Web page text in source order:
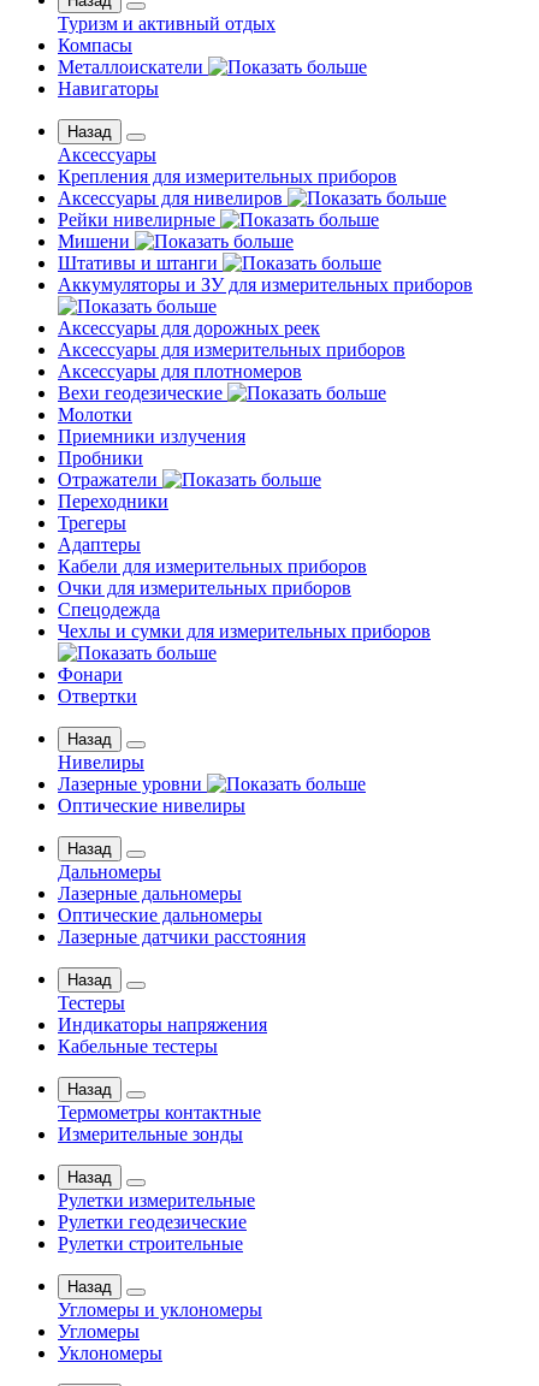
Туризм и активный отдых
Компасы
Металлоискатели
Навигаторы
Назад
Аксессуары
Крепления для измерительных приборов
Аксессуары для нивелиров
Рейки нивелирные
Мишени
Штативы и штанги
Аккумуляторы и ЗУ для измерительных приборов
Аксессуары для дорожных реек
Аксессуары для измерительных приборов
Аксессуары для плотномеров
Вехи геодезические
Молотки
Приемники излучения
Пробники
Отражатели
Переходники
Трегеры
Адаптеры
Кабели для измерительных приборов
Очки для измерительных приборов
Спецодежда
Чехлы и сумки для измерительных приборов
Фонари
Отвертки
Назад
Нивелиры
Лазерные уровни
Оптические нивелиры
Назад
Дальномеры
Лазерные дальномеры
Оптические дальномеры
Лазерные датчики расстояния
Назад
Тестеры
Индикаторы напряжения
Кабельные тестеры
Назад
Термометры контактные
Измерительные зонды
Назад
Рулетки измерительные
Рулетки геодезические
Рулетки строительные
Назад
Угломеры и уклономеры
Угломеры
Уклономеры